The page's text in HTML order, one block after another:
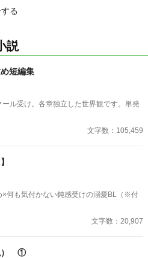
る
説
短編集
ル受け。各章独立した世界観です。単発
文字数：105,459
×何も気付かない鈍感受けの溺愛BL（※付
文字数：20,907
） ①